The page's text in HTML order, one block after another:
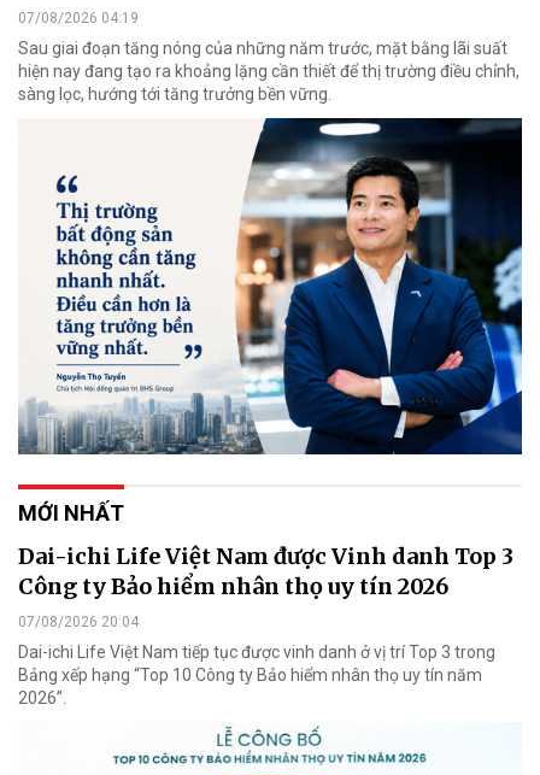
07/08/2026 04:19
Sau giai đoạn tăng nóng của những năm trước, mặt bằng lãi suất
hiện nay đang tạo ra khoảng lặng cần thiết để thị trường điều chỉnh,
sàng lọc, hướng tới tăng trưởng bền vững.
MỚI NHẤT
Dai-ichi Life Việt Nam được Vinh danh Top 3
Công ty Bảo hiểm nhân thọ uy tín 2026
07/08/2026 20:04
Dai-ichi Life Việt Nam tiếp tục được vinh danh ở vị trí Top 3 trong
Bảng xếp hạng “Top 10 Công ty Bảo hiểm nhân thọ uy tín năm
2026”.